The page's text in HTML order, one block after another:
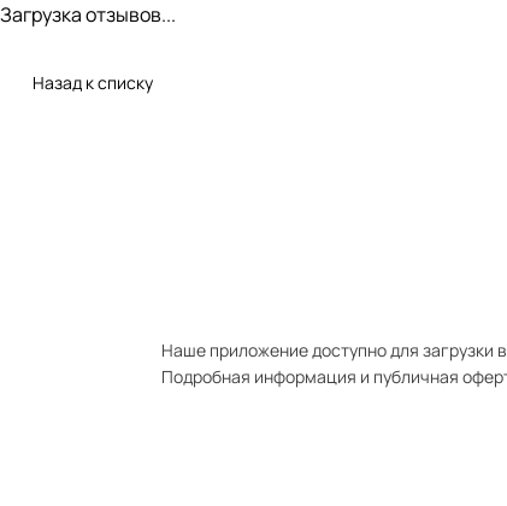
Загрузка отзывов...
Назад к списку
Наше приложение доступно для загрузки
Подробная информация и публичная